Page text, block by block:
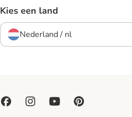
Kies een land
Nederland / nl